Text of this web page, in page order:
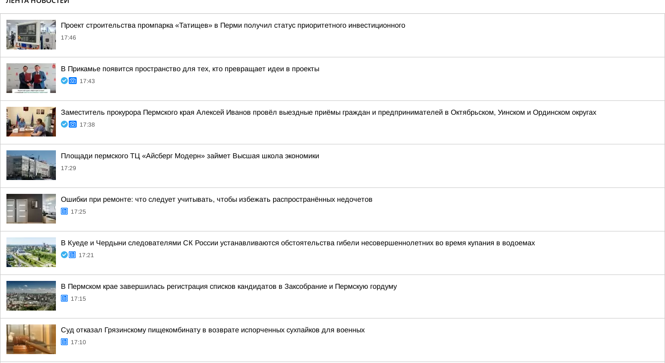
Проект строительства промпарка «Татищев» в Перми получил статус приоритетного инвестиционного
17:46
В Прикамье появится пространство для тех, кто превращает идеи в проекты
17:43
Заместитель прокурора Пермского края Алексей Иванов провёл выездные приёмы граждан и предпринимателей в Октябрьском, Уинском и Ординском округах
17:38
Площади пермского ТЦ «Айсберг Модерн» займет Высшая школа экономики
17:29
Ошибки при ремонте: что следует учитывать, чтобы избежать распространённых недочетов
17:25
В Куеде и Чердыни следователями СК России устанавливаются обстоятельства гибели несовершеннолетних во время купания в водоемах
17:21
В Пермском крае завершилась регистрация списков кандидатов в Заксобрание и Пермскую гордуму
17:15
Суд отказал Грязинскому пищекомбинату в возврате испорченных сухпайков для военных
17:10